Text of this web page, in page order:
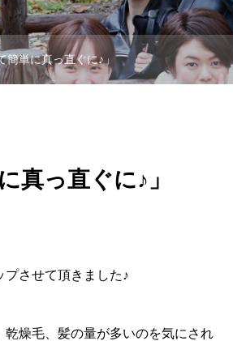
単に真っ直ぐに♪」
真っ直ぐに♪」
させて頂きました♪
燥毛、髪の量が多いのを気にされ